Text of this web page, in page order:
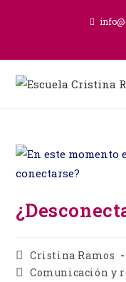
Autor
de
Cristina Ramos
Categoría
Comunicación y